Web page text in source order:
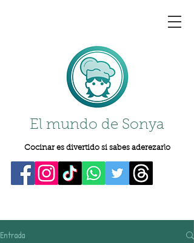
El mundo de Sonya
Cocinar es divertido si sabes aderezarlo
Entrada